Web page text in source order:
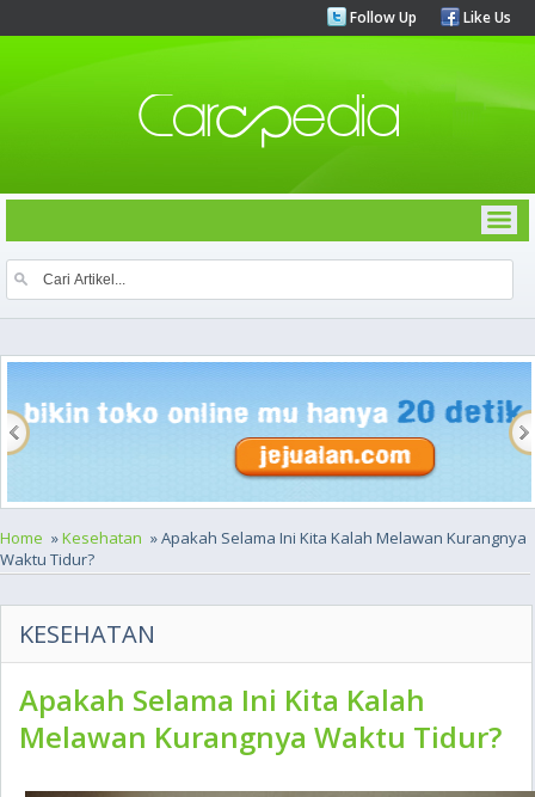
Follow Up Like Us
Home »Kesehatan » Apakah Selama Ini Kita Kalah Melawan Kurangnya
Waktu Tidur?
KESEHATAN
Apakah Selama Ini Kita Kalah
Melawan Kurangnya Waktu Tidur?